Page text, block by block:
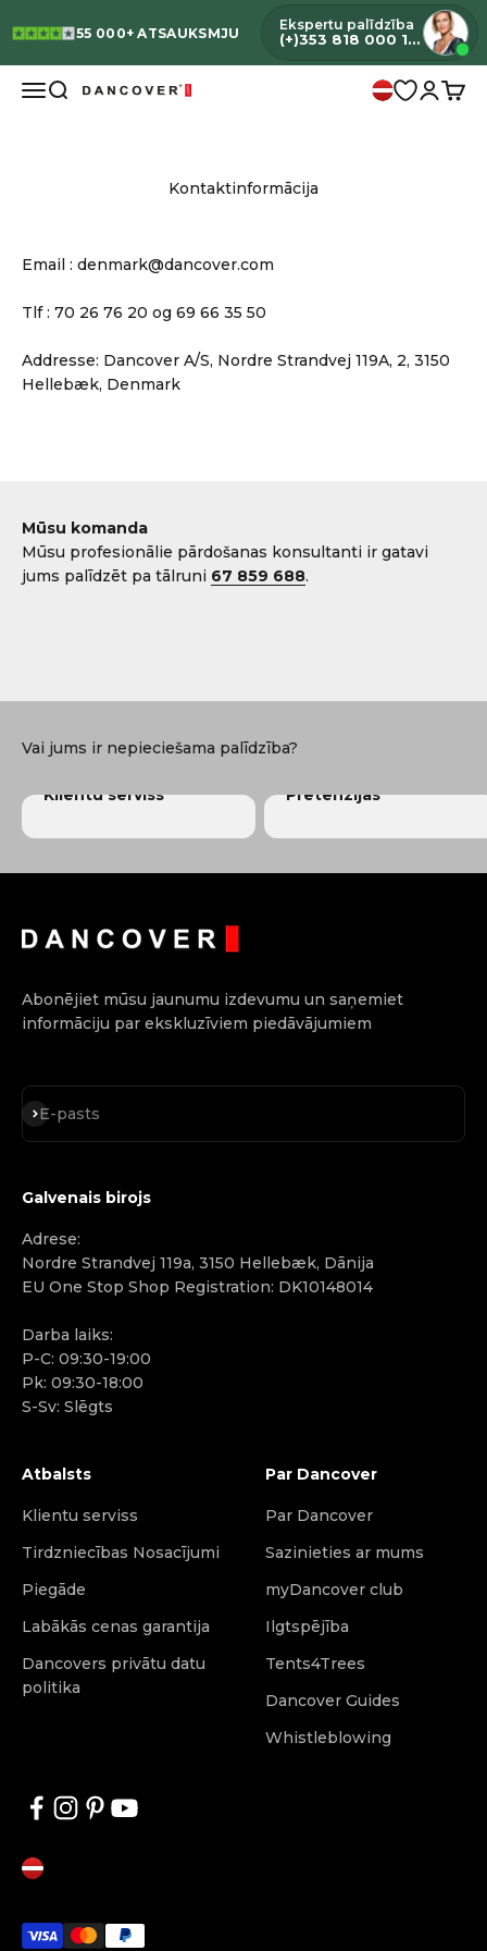
55 000+ ATSAUKSMJU Ekspertu palīdzība
(+)353 818 000 192
IzvēlneMeklētDancover
Kontaktinformācija
Email : denmark@dancover.com
Tlf : 70 26 76 20 og 69 66 35 50
Addresse: Dancover A/S, Nordre Strandvej 119A, 2, 3150
Hellebæk, Denmark
Mūsu komanda
Mūsu profesionālie pārdošanas konsultanti ir gatavi
jums palīdzēt pa tālruni 67 859 688.
Klientu serviss Pretenzijas
Abonējiet mūsu jaunumu izdevumu un saņemiet
informāciju par ekskluzīviem piedāvājumiem
E-pasts
Abonēt
Galvenais birojs
Adrese:
Nordre Strandvej 119a, 3150 Hellebæk, Dānija
EU One Stop Shop Registration: DK10148014
Darba laiks:
P-C: 09:30-19:00
Pk: 09:30-18:00
S-Sv: Slēgts
Atbalsts
Klientu serviss
Tirdzniecības Nosacījumi
Piegāde
Labākās cenas garantija
Dancovers privātu datu
politika
Par Dancover
Par Dancover
Sazinieties ar mums
myDancover club
Ilgtspējība
Tents4Trees
Dancover Guides
Whistleblowing